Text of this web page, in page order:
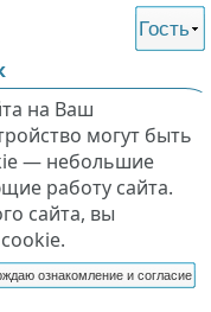
Гость
на Ваш
могут быть
— небольшие
работу сайта.
сайта, вы
ознакомление и согласие